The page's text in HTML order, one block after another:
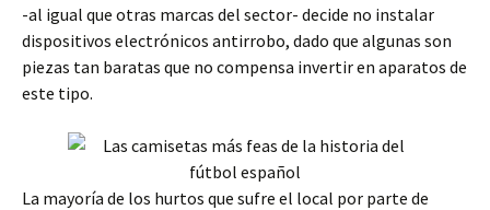
-al igual que otras marcas del sector- decide no instalar
dispositivos electrónicos antirrobo, dado que algunas son
piezas tan baratas que no compensa invertir en aparatos de
este tipo.
La mayoría de los hurtos que sufre el local por parte de